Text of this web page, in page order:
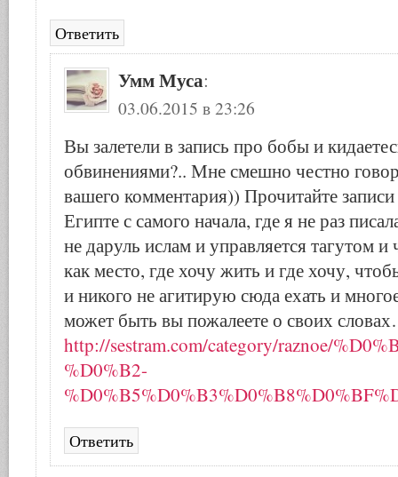
Ответить
Умм Муса:
03.06.2015 в 23:26
Вы залетели в запись про бобы и
обвинениями?.. Мне смешно честно
вашего комментария)) Прочитайте
Египте с самого начала, где я не раз
не даруль ислам и управляется тагутом
как место, где хочу жить и где хочу,
и никого не агитирую сюда ехать и
может быть вы пожалеете о своих
http://sestram.com/category/raznoe/
%D0%B2-
Ответить